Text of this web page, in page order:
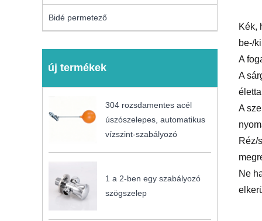
Bidé permetező
új termékek
304 rozsdamentes acél
úszószelepes, automatikus
vízszint-szabályozó
1 a 2-ben egy szabályozó
szögszelep
Kék,
be-/
A
A
A
Réz/
Ne